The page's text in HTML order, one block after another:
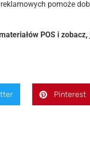
pomoże
POS i
Pinterest